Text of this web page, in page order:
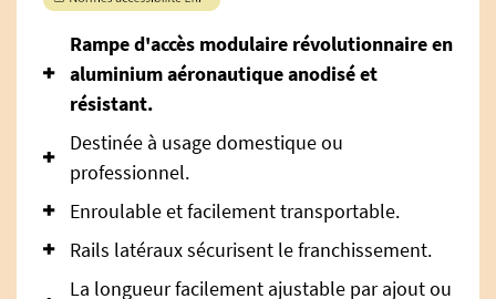
Rampe d'accès modulaire révolutionnaire en
aluminium aéronautique anodisé et
résistant.
Destinée à usage domestique ou
professionnel.
Enroulable et facilement transportable.
Rails latéraux sécurisent le franchissement.
La longueur facilement ajustable par ajout ou